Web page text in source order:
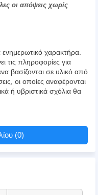
οι απόψεις χωρίς
χαρακτήρα.
τις πληροφορίες για
βασίζονται σε υλικό από
οι οποίες αναφέρονται
ή υβριστικά σχόλια θα
(0)